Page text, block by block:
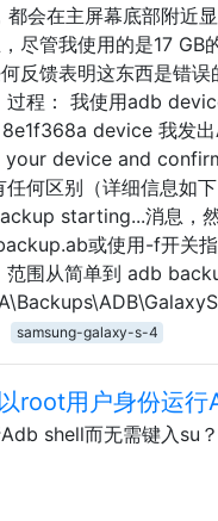
都会在主屏幕底部附
尽管我使用的是17 GB
反馈表明这东西是错
程： 我使用adb
device 我发出
device and
何区别（详细信息如
starting...消息，
或使用-f开关
范围从简单到 adb
samsung-galaxy-s-4
root用户身份运
shell而无需键入su